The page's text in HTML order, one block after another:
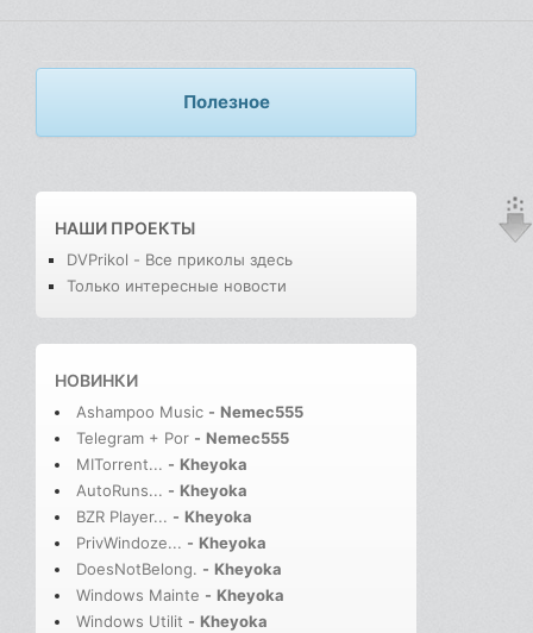
Полезное
НАШИ ПРОЕКТЫ
DVPrikol - Все приколы здесь
Только интересные новости
НОВИНКИ
Ashampoo Music - Nemec555
Telegram + Por - Nemec555
MITorrent... - Kheyoka
AutoRuns... - Kheyoka
BZR Player... - Kheyoka
PrivWindoze... - Kheyoka
DoesNotBelong. - Kheyoka
Windows Mainte - Kheyoka
Windows Utilit - Kheyoka